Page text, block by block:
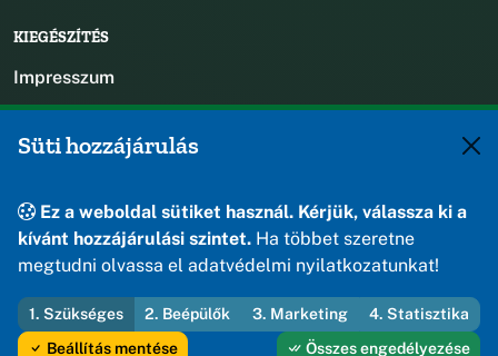
KIEGÉSZÍTÉS
Impresszum
+36 88 588 560
jegyzo@osku.hu
8191 Öskü, Szabadság tér 1.
© 2026 Öskü Község Önkormányzata — Minden jog fenntartva
Süti hozzájárulás
Ez a weboldal sütiket használ. Kérjük, válassza ki a
kívánt hozzájárulási szintet. Ha többet szeretne
megtudni olvassa el adatvédelmi nyilatkozatunkat!
1. Szükséges 2. Beépülők 3. Marketing
4. Statisztika
Beállítás mentése
Összes engedélyezése